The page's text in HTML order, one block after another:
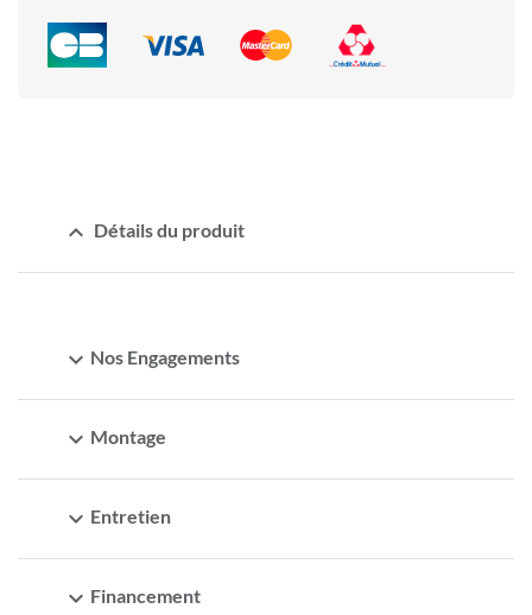
expand_less Détails du produit
expand_more Nos Engagements
expand_more Montage
expand_more Entretien
expand_more Financement